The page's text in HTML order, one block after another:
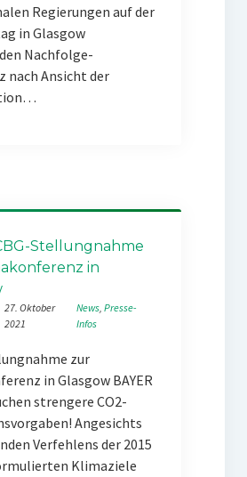
Regierungen auf der
in Glasgow
Nachfolge-
nach Ansicht der
Stellungnahme
in
27. Oktober
2021
News, Presse-
Infos
zur
in Glasgow BAYER
strengere CO2-
Angesichts
Verfehlens der 2015
Klimaziele